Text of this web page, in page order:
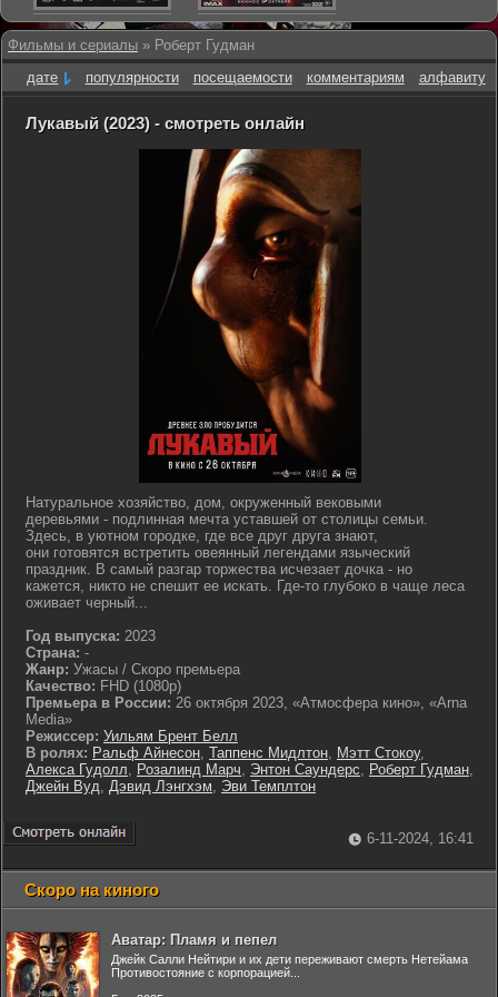
Фильмы и сериалы » Роберт Гудман
дате
популярности посещаемости комментариям алфавиту
Лукавый (2023) - смотреть онлайн
Натуральное хозяйство, дом, окруженный вековыми
деревьями - подлинная мечта уставшей от столицы семьи.
Здесь, в уютном городке, где все друг друга знают,
они готовятся встретить овеянный легендами языческий
праздник. В самый разгар торжества исчезает дочка - но
кажется, никто не спешит ее искать. Где-то глубоко в чаще леса
оживает черный...
Год выпуска: 2023
Страна: -
Жанр: Ужасы / Скоро премьера
Качество: FHD (1080p)
Премьера в России: 26 октября 2023, «Атмосфера кино», «Arna
Media»
Режиссер: Уильям Брент Белл
В ролях: Ральф Айнесон, Таппенс Мидлтон, Мэтт Стокоу,
Алекса Гудолл, Розалинд Марч, Энтон Саундерс, Роберт Гудман,
Джейн Вуд, Дэвид Лэнгхэм, Эви Темплтон
6-11-2024, 16:41
Скоро на киного
Аватар: Пламя и пепел
Джейк Салли Нейтири и их дети переживают смерть Нетейама
Противостояние с корпорацией...